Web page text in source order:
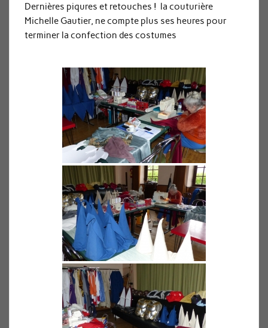
Dernières piqures et retouches ! la couturière
Michelle Gautier, ne compte plus ses heures pour
terminer la confection des costumes